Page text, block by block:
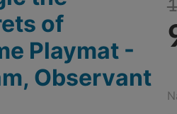
of
Playmat -
Observant